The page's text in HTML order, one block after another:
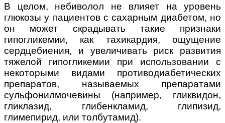
В целом, небиволол не влияет на уровень
глюкозы у пациентов с сахарным диабетом, но
он может скрадывать такие признаки
гипогликемии, как тахикардия, ощущение
сердцебиения, и увеличивать риск развития
тяжелой гипогликемии при использовании с
некоторыми видами противодиабетических
препаратов, называемых препаратами
сульфонилмочевины (например, гликвидон,
гликлазид, глибенкламид, глипизид,
глимепирид, или толбутамид).